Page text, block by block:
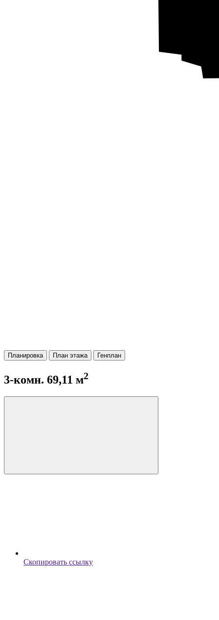
Планировка План этажа Генплан
3-комн. 69,11 м2
Скопировать ссылку